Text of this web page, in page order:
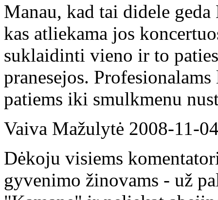
Manau, kad tai didele
kas atliekama jos
suklaidinti vieno ir to
pranesejos.
patiems iki smulkmenu
Vaiva Mažulytė 2008-11-
Dėkoju visiems
gyvenimo žinovams - už